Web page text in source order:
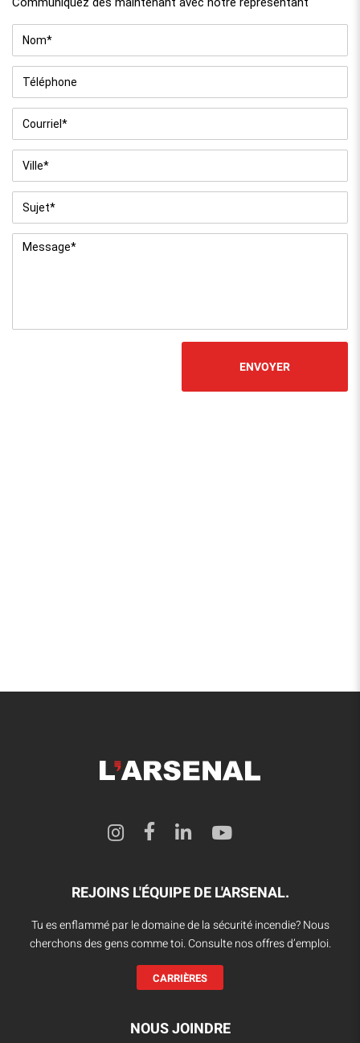
Nom *
Téléphone
Courriel *
Ville
Sujet
Message *
REJOINS L'ÉQUIPE DE L'ARSENAL.
Tu es enflammé par le domaine de la sécurité incendie? Nous
cherchons des gens comme toi. Consulte nos offres d’emploi.
CARRIÈRES
NOUS JOINDRE